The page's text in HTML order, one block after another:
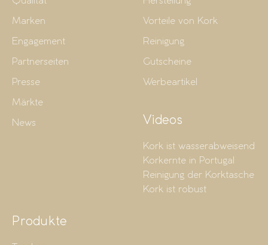
Marken
Engagement
Partnerseiten
Presse
Märkte
News
Vorteile von Kork
Reinigung
Gutscheine
Werbeartikel
Videos
Kork ist wasserabweisend
Korkernte in Portugal
Reinigung der Korktasche
Kork ist robust
Produkte